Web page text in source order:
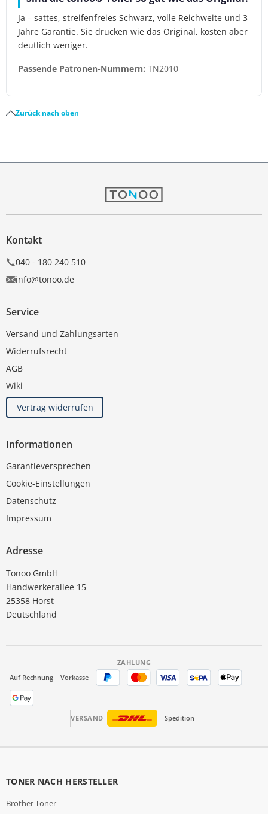
Ja – sattes, streifenfreies Schwarz, volle Reichweite und 3
Jahre Garantie. Sie drucken wie das Original, kosten aber
deutlich weniger.
Passende Patronen-Nummern: TN2010
Zurück nach oben
Kontakt
040 - 180 240 510
info@tonoo.de
Service
Versand und Zahlungsarten
Widerrufsrecht
AGB
Wiki
Vertrag widerrufen
Informationen
Garantieversprechen
Cookie-Einstellungen
Datenschutz
Impressum
Adresse
Tonoo GmbH
Handwerkerallee 15
25358 Horst
Deutschland
ZAHLUNG
Auf Rechnung
Vorkasse
VERSAND Spedition
TONER NACH HERSTELLER
Brother Toner